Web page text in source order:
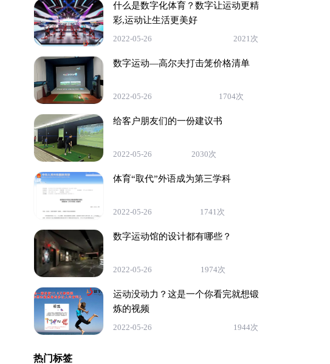
什么是数字化体育？数字让运动更精
彩,运动让生活更美好
2022-05-26 2021次
数字运动—高尔夫打击笼价格清单
2022-05-26 1704次
给客户朋友们的一份建议书
2022-05-26 2030次
体育“取代”外语成为第三学科
2022-05-26 1741次
数字运动馆的设计都有哪些？
2022-05-26 1974次
运动没动力？这是一个你看完就想锻
炼的视频
2022-05-26 1944次
热门标签